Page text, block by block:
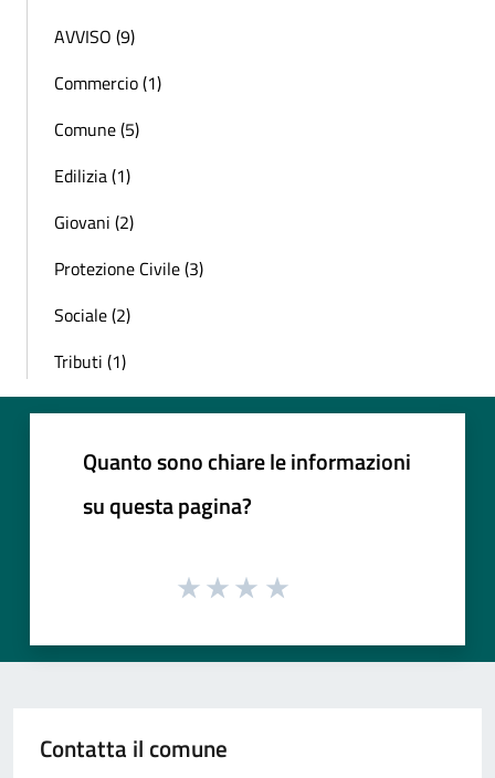
AVVISO (9)
Commercio (1)
Comune (5)
Edilizia (1)
Giovani (2)
Protezione Civile (3)
Sociale (2)
Tributi (1)
Quanto sono chiare le informazioni
su questa pagina?
Contatta il comune